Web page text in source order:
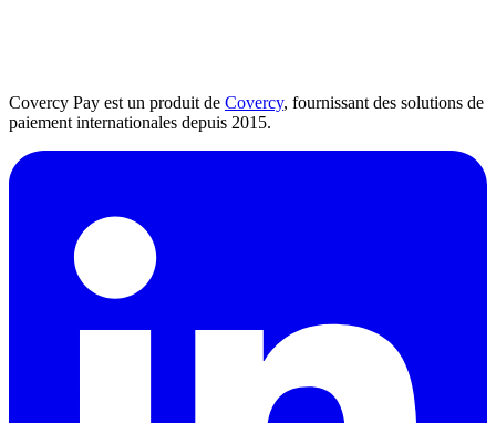
Covercy Pay est un produit de Covercy, fournissant des solutions de
paiement internationales depuis 2015.